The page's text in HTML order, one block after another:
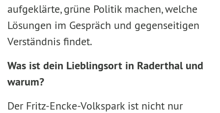
aufgeklärte, grüne Politik machen, welche
Lösungen im Gespräch und gegenseitigen
Verständnis findet.
Was ist dein Lieblingsort in Raderthal und
warum?
Der Fritz-Encke-Volkspark ist nicht nur